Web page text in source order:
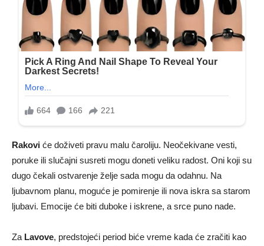
Rakovi će doživeti pravu malu čaroliju. Neočekivane vesti,
poruke ili slučajni susreti mogu doneti veliku radost. Oni koji su
dugo čekali ostvarenje želje sada mogu da odahnu. Na
ljubavnom planu, moguće je pomirenje ili nova iskra sa starom
ljubavi. Emocije će biti duboke i iskrene, a srce puno nade.
Za Lavove, predstojeći period biće vreme kada će zračiti kao